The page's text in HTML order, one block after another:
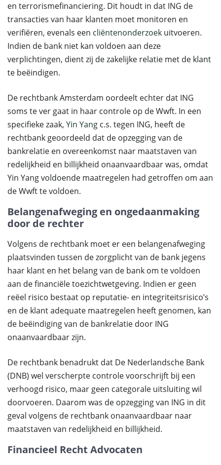
en terrorismefinanciering. Dit houdt in dat ING de
transacties van haar klanten moet monitoren en
verifiëren, evenals een cliëntenonderzoek uitvoeren.
Indien de bank niet kan voldoen aan deze
verplichtingen, dient zij de zakelijke relatie met de klant
te beëindigen.
De rechtbank Amsterdam oordeelt echter dat ING
soms te ver gaat in haar controle op de Wwft. In een
specifieke zaak, Yin Yang c.s. tegen ING, heeft de
rechtbank geoordeeld dat de opzegging van de
bankrelatie en overeenkomst naar maatstaven van
redelijkheid en billijkheid onaanvaardbaar was, omdat
Yin Yang voldoende maatregelen had getroffen om aan
de Wwft te voldoen.
Belangenafweging en ongedaanmaking
door de rechter
Volgens de rechtbank moet er een belangenafweging
plaatsvinden tussen de zorgplicht van de bank jegens
haar klant en het belang van de bank om te voldoen
aan de financiële toezichtwetgeving. Indien er geen
reëel risico bestaat op reputatie- en integriteitsrisico’s
en de klant adequate maatregelen heeft genomen, kan
de beëindiging van de bankrelatie door ING
onaanvaardbaar zijn.
De rechtbank benadrukt dat De Nederlandsche Bank
(DNB) wel verscherpte controle voorschrijft bij een
verhoogd risico, maar geen categorale uitsluiting wil
doorvoeren. Daarom was de opzegging van ING in dit
geval volgens de rechtbank onaanvaardbaar naar
maatstaven van redelijkheid en billijkheid.
Financieel Recht Advocaten